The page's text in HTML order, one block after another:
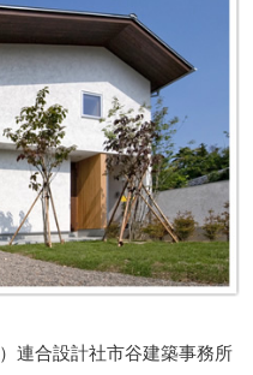
連合設計社市谷建築事務所